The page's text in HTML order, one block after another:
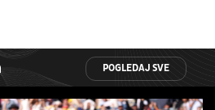
POGLEDAJ SVE